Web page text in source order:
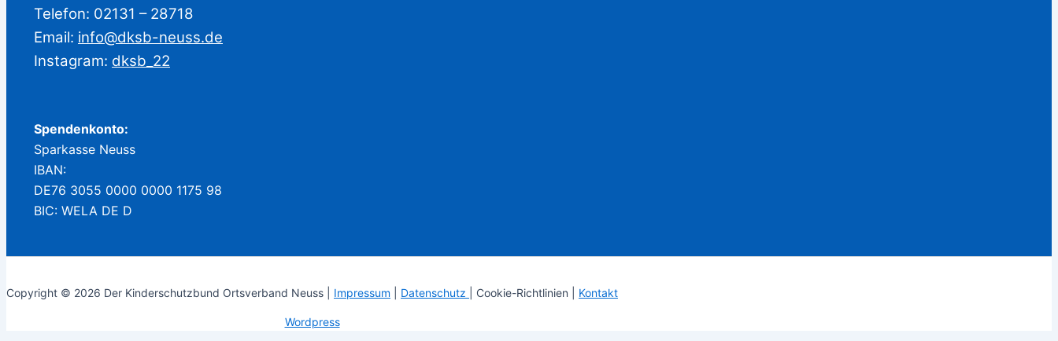
Telefon: 02131 – 28718
Email: info@dksb-neuss.de
Instagram: dksb_22
Spendenkonto:
Sparkasse Neuss
IBAN:
DE76 3055 0000 0000 1175 98
BIC: WELA DE D
Copyright © 2026 Der Kinderschutzbund Ortsverband Neuss | Impressum Datenschutz | Cookie-Richtlinien | Kontakt
Wordpress